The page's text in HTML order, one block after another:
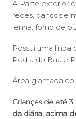
A Parte exterior
redes, bancos e
lenha, forno de
Possui uma linda
Pedra do Baú e
Área gramada
Crianças de até 3
da diária, acima